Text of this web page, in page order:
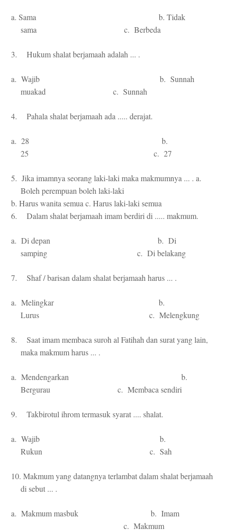
a. Sama b. Tidak
sama c. Berbeda
3. Hukum shalat berjamaah adalah ... .
a. Wajib b. Sunnah
muakad c. Sunnah
4. Pahala shalat berjamaah ada ..... derajat.
a. 28 b.
25 c. 27
5. Jika imamnya seorang laki-laki maka makmumnya ... . a.
Boleh perempuan boleh laki-laki
b. Harus wanita semua c. Harus laki-laki semua
6. Dalam shalat berjamaah imam berdiri di ..... makmum.
a. Di depan b. Di
samping c. Di belakang
7. Shaf / barisan dalam shalat berjamaah harus ... .
a. Melingkar b.
Lurus c. Melengkung
8. Saat imam membaca suroh al Fatihah dan surat yang lain,
maka makmum harus ... .
a. Mendengarkan b.
Bergurau c. Membaca sendiri
9. Takbirotul ihrom termasuk syarat .... shalat.
a. Wajib b.
Rukun c. Sah
10. Makmum yang datangnya terlambat dalam shalat berjamaah
di sebut ... .
a. Makmum masbuk b. Imam
c. Makmum